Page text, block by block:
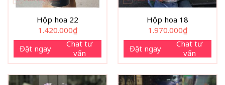
Hộp hoa 22
1.420.000₫
Đặt ngay
Chat tư
vấn
Hộp hoa 18
1.970.000₫
Đặt ngay
Chat tư
vấn